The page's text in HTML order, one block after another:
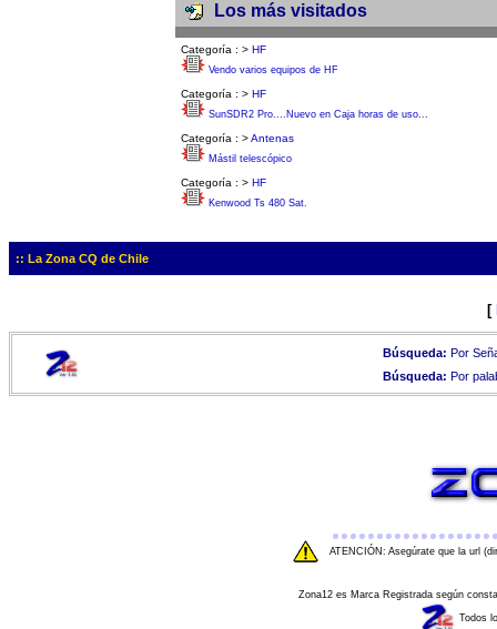
Los más visitados
Categoría : > HF
Vendo varios equipos de HF
Categoría : > HF
SunSDR2 Pro....Nuevo en Caja horas de uso...
Categoría : >Antenas
Mástil telescópico
Categoría : > HF
Kenwood Ts 480 Sat.
:: La Zona CQ de Chile
[
Búsqueda: Por
Búsqueda: Por
ATENCIÓN: Asegúrate que la url
Zona12 es Marca Registrada según
Todos